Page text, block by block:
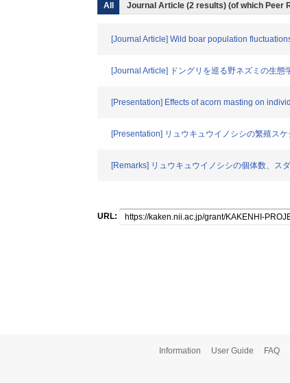
All Journal Article (2 results) (of which Peer
[Journal Article] Wild boar population
[Journal Article] ドングリを巡る野ネズミの生態
[Presentation] Effects of acorn masting on
[Presentation] リュウキュウイノシシの繁殖ス
[Remarks] リュウキュウイノシシの個体数、ス
URL:
Information User Guide FAQ